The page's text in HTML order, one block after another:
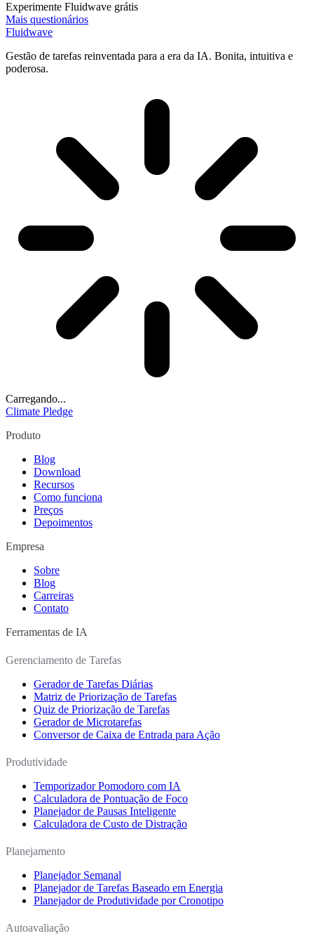
Experimente Fluidwave grátis
Mais questionários
Fluidwave
Gestão de tarefas reinventada para a era da IA. Bonita, intuitiva e
poderosa.
Carregando...
Climate Pledge
Produto
Blog
Download
Recursos
Como funciona
Preços
Depoimentos
Empresa
Sobre
Blog
Carreiras
Contato
Ferramentas de IA
Gerenciamento de Tarefas
Gerador de Tarefas Diárias
Matriz de Priorização de Tarefas
Quiz de Priorização de Tarefas
Gerador de Microtarefas
Conversor de Caixa de Entrada para Ação
Produtividade
Temporizador Pomodoro com IA
Calculadora de Pontuação de Foco
Planejador de Pausas Inteligente
Calculadora de Custo de Distração
Planejamento
Planejador Semanal
Planejador de Tarefas Baseado em Energia
Planejador de Produtividade por Cronotipo
Autoavaliação